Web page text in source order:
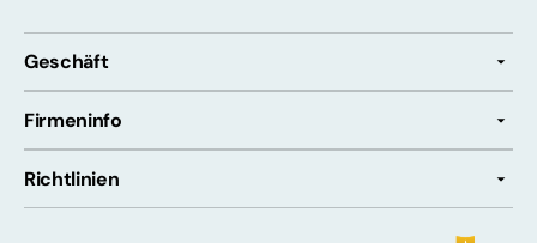
Geschäft
Firmeninfo
Richtlinien